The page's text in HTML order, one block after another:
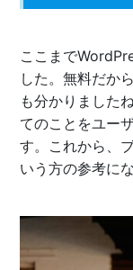
ここまで
した。無料だか
も分かりました
てのことをユー
す。これから、
いう方の参考に